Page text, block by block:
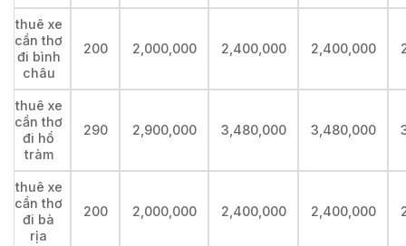
thuê xe
cần thơ
đi bình
châu
200 2,000,000 2,400,000 2,400,000
thuê xe
cần thơ
đi hồ
tràm
290 2,900,000 3,480,000 3,480,000
thuê xe
cần thơ
đi bà
rịa
200 2,000,000 2,400,000 2,400,000